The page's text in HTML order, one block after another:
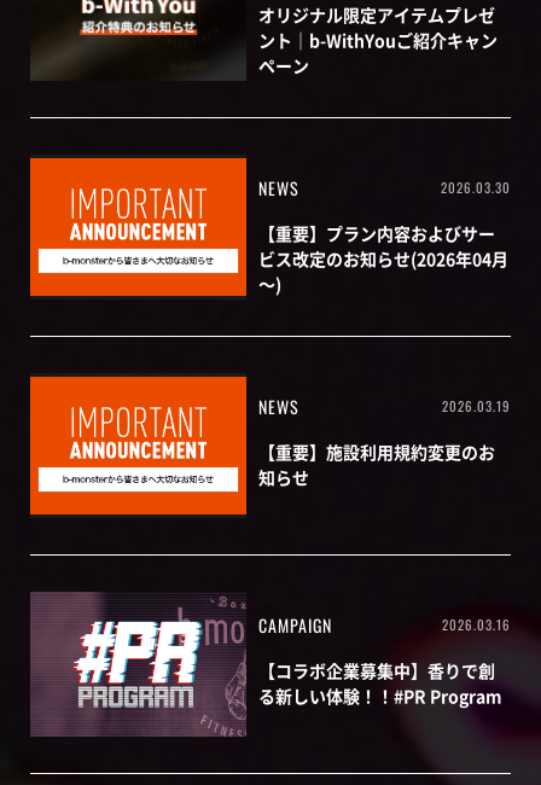
オリジナル限定アイテムプレゼ
ント｜b-WithYouご紹介キャン
ペーン
NEWS 2026.03.30
【重要】プラン内容およびサー
ビス改定のお知らせ(2026年04月
～)
NEWS 2026.03.19
【重要】施設利用規約変更のお
知らせ
CAMPAIGN 2026.03.16
【コラボ企業募集中】香りで創
る新しい体験！！#PR Program